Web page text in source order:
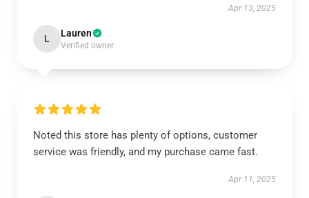
Apr 13, 2025
L Lauren
Verified owner
Noted this store has plenty of options, customer
service was friendly, and my purchase came fast.
Apr 11, 2025